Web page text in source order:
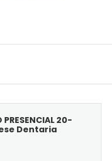
20-
Dentaria